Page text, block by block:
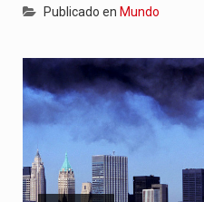
Publicado en Mundo